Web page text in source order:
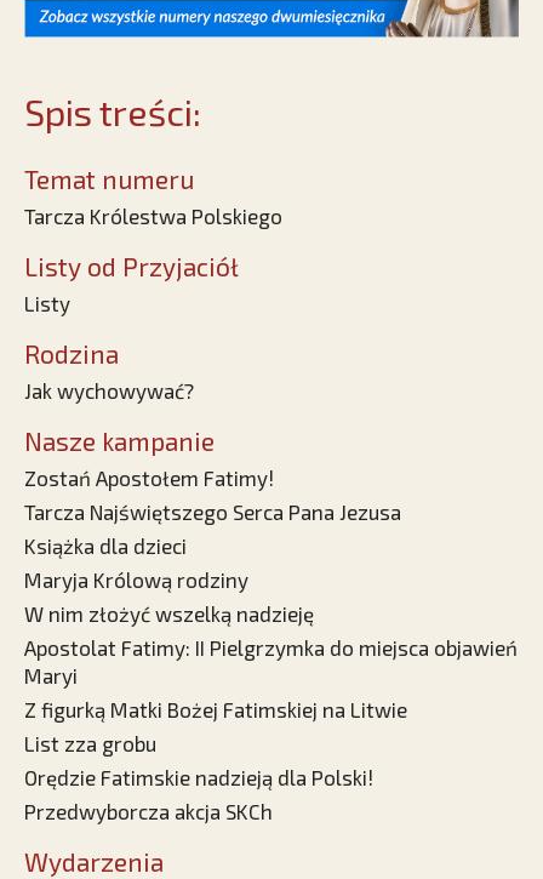
Spis treści:
Temat numeru
Tarcza Królestwa Polskiego
Listy od Przyjaciół
Listy
Rodzina
Jak wychowywać?
Nasze kampanie
Zostań Apostołem Fatimy!
Tarcza Najświętszego Serca Pana Jezusa
Książka dla dzieci
Maryja Królową rodziny
W nim złożyć wszelką nadzieję
Apostolat Fatimy: II Pielgrzymka do miejsca objawień
Maryi
Z figurką Matki Bożej Fatimskiej na Litwie
List zza grobu
Orędzie Fatimskie nadzieją dla Polski!
Przedwyborcza akcja SKCh
Wydarzenia